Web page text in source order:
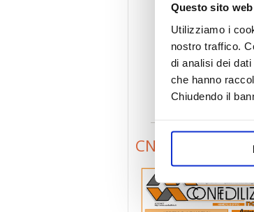
Questo sito
Utilizziamo i
nostro traffico.
di analisi dei
che hanno
Chiudendo il
CN9907